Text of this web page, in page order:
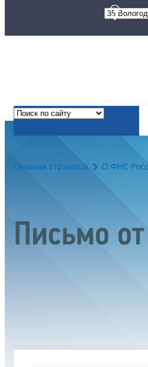
Главная страница О ФНС
Письмо